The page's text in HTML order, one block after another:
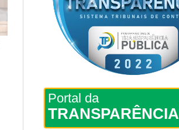
Portal da
TRANSPARÊNCIA